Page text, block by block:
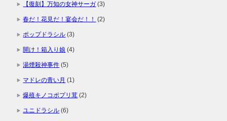
【復刻】万知の女神サーガ (3)
春だ！花見だ！宴会だ！！ (2)
ポップドラシル (3)
開け！箱入り娘 (4)
湯煙殺神事件 (5)
マドレの青い月 (1)
爆殖キノコポプリ茸 (2)
ユニドラシル (6)